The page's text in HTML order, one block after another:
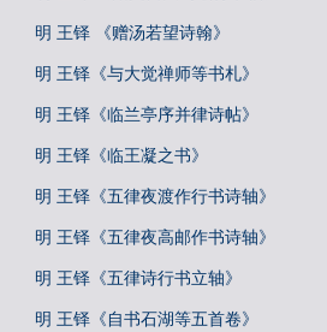
明 王铎 《赠汤若望诗翰》
明 王铎《与大觉禅师等书札》
明 王铎《临兰亭序并律诗帖》
明 王铎《临王凝之书》
明 王铎《五律夜渡作行书诗轴》
明 王铎《五律夜高邮作书诗轴》
明 王铎《五律诗行书立轴》
明 王铎《自书石湖等五首卷》